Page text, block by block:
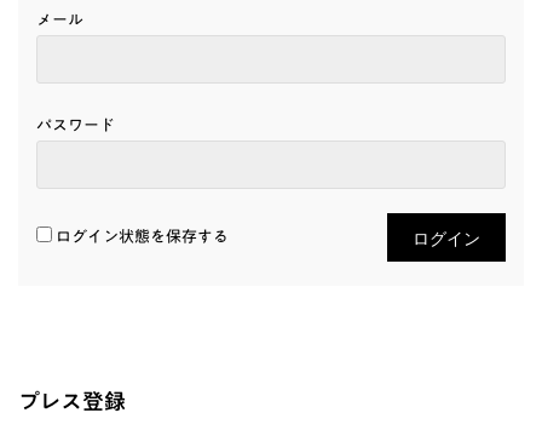
メール
パスワード
ログイン状態を保存する
プレス登録